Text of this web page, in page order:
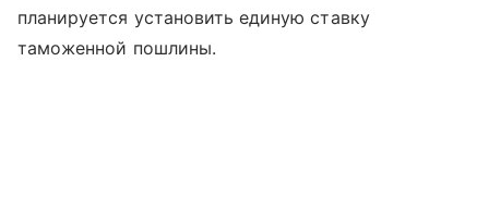
планируется установить единую ставку
таможенной пошлины.